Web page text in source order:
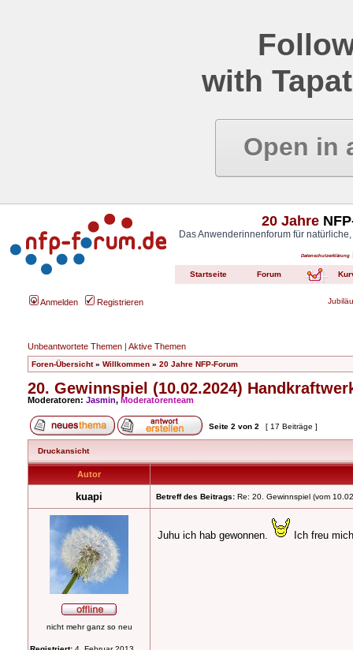
with
Open in
20 Jahre
Das Anwenderinnenforum für
Datenschutzerklärung
Startseite Forum
Anmelden Registrieren
Unbeantwortete Themen | Aktive Themen
Foren-Übersicht» Willkommen » 20 Jahre NFP-Forum
20. Gewinnspiel (10.02.2024)
Moderatoren: Jasmin, Moderatorenteam
Seite 2 von 2 [ 17 Beiträge ]
Druckansicht
Autor
kuapi Betreff des Beitrags: Re: 20. Gewinnspiel (vom
nicht mehr ganz so neu
Juhu ich hab gewonnen. Ich freu